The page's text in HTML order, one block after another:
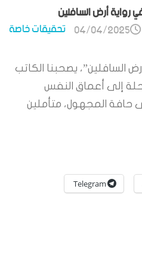
رواية أرض السافلين
تحقيقات خاصة 04/04/2025
السافلين”، يصحبنا الكاتب
إلى أعماق النفس
حافة المجهول، متأملين
Telegram